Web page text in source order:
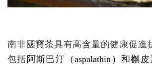
南非國寶茶具有高含量的健康促進
包括 阿斯巴汀（aspalathin）和槲皮